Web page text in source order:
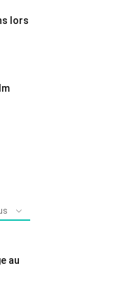
lors
au